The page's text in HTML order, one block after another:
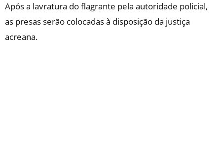
Após a lavratura do flagrante pela autoridade policial,
as presas serão colocadas à disposição da justiça
acreana.